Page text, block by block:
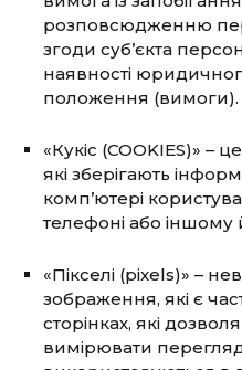
розповсюдженню
згоди суб’єкта
наявності
положення (вимоги).
«Кукіс (COOKIES)» –
які зберігають
комп’ютері
телефоні або іншому
«Пікселі (pixels)» –
зображення, які є
сторінках, які
вимірювати